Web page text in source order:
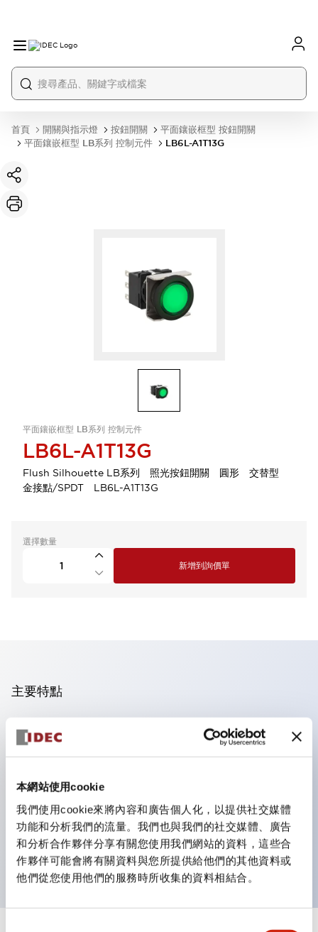
本網站使用cookie
我們使用cookie來將內容和廣告個人化，以提供社交媒體
功能和分析我們的流量。我們也與我們的社交媒體、廣告
和分析合作夥伴分享有關您使用我們網站的資料，這些合
作夥伴可能會將有關資料與您所提供給他們的其他資料或
他們從您使用他們的服務時所收集的資料相結合。
首頁 開關與指示燈 按鈕開關
平面鑲嵌框型 按鈕開關
平面鑲嵌框型 LB系列 控制元件
LB6L-A1T13G
平面鑲嵌框型 LB系列 控制元件
LB6L-A1T13G
Flush Silhouette LB系列 照光按鈕開關 圓形 交替型
金接點/SPDT LB6L-A1T13G
選擇數量
新增到詢價單
主要特點
操作面板的凹凸減少，呈現銳利感。
支援分離型／單板式
優秀的防水性能。保護結構IP65
按鈕開關、選擇開關、帶鎖選擇開關最多3c接點。
邊框顏色有黑色與金屬色兩種。
LED照明帶來明亮且清晰的照明面